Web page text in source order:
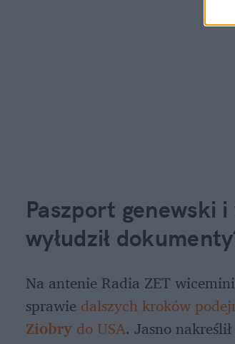
Paszport genewski
wyłudził
Na antenie Radia ZET
sprawie dalszych kroków
Ziobry do USA. Jasno